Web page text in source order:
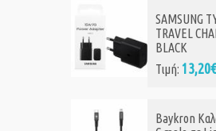
SAMSUNG
TRAVEL
BLACK
Τιμή:
Baykron